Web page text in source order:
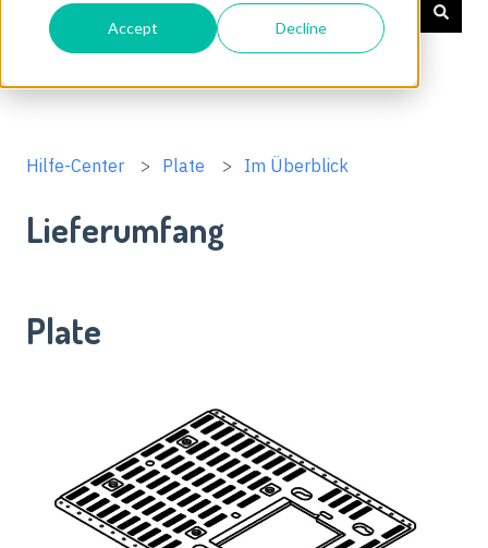
Accept Decline
Es gibt keine Vorschläge, da das Suchfeld leer ist.
Hilfe-Center Plate Im Überblick
Lieferumfang
Plate